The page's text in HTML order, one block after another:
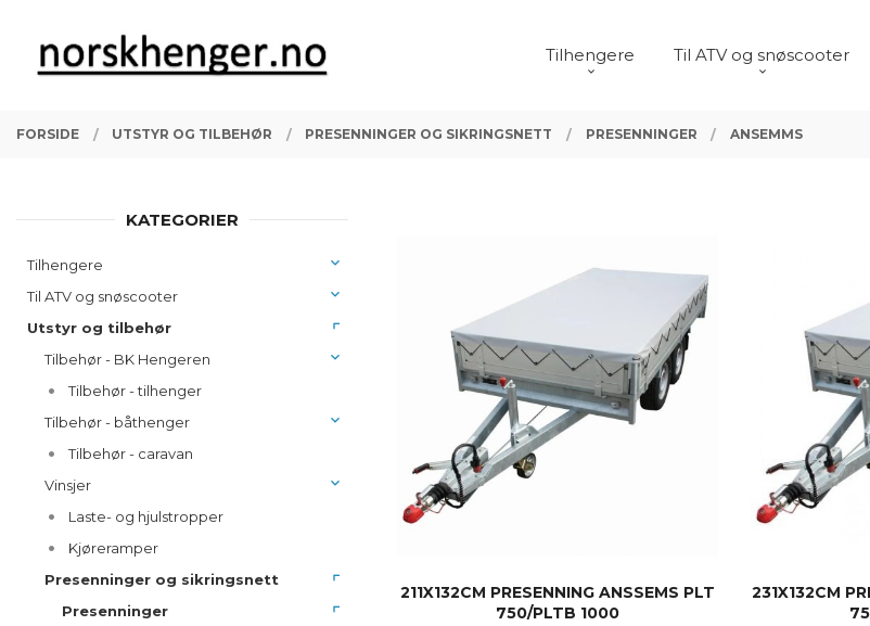
innholdet
PRODUKTER
Tilhengere Til ATV og snøscooter
FORSIDE UTSTYR OG TILBEHØR PRESENNINGER OG SIKRINGSNETT PRESENNINGER ANSEMMS
211X132CM PRESENNING ANSSEMS PLT
750/PLTB 1000
231X132CM
KATEGORIER
Tilhengere
Til ATV og snøscooter
Utstyr og tilbehør
Tilbehør - BK Hengeren
Tilbehør - tilhenger
Tilbehør - båthenger
Tilbehør - caravan
Vinsjer
Laste- og hjulstropper
Kjøreramper
Presenninger og sikringsnett
Presenninger